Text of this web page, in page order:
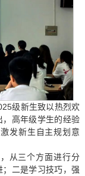
级新生致以热烈欢
高年级学生的经验
发新生自主规划意
从三个方面进行分
二是学习技巧，强